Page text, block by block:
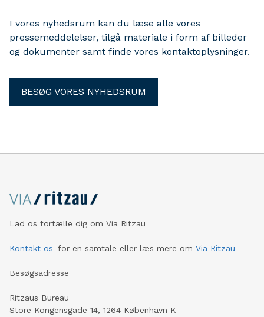
I vores nyhedsrum kan du læse alle vores
pressemeddelelser, tilgå materiale i form af billeder
og dokumenter samt finde vores kontaktoplysninger.
BESØG VORES NYHEDSRUM
Lad os fortælle dig om Via Ritzau
Kontakt os for en samtale eller læs mere om Via Ritzau
Besøgsadresse
Ritzaus Bureau
Store Kongensgade 14, 1264 København K